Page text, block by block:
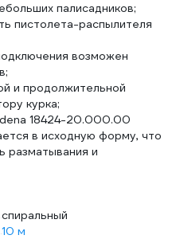
палисадников;
пистолета-распылителя
возможен
и продолжительной
курка;
18424-20.000.00
в исходную форму, что
разматывания и
спиральный
10 м